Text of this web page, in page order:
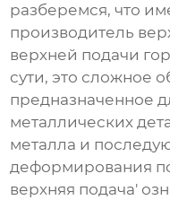
разберемся, что
производитель
верхней подачи
сути, это сложное
предназначенное
металлических
металла и
деформирования
верхняя подача'